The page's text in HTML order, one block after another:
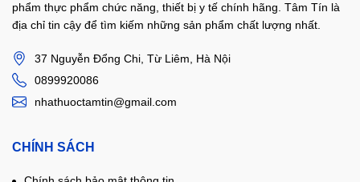
phẩm thực phẩm chức năng, thiết bị y tế chính hãng. Tâm Tín là
địa chỉ tin cậy để tìm kiếm những sản phẩm chất lượng nhất.
37 Nguyễn Đổng Chi, Từ Liêm, Hà Nội
0899920086
nhathuoctamtin@gmail.com
CHÍNH SÁCH